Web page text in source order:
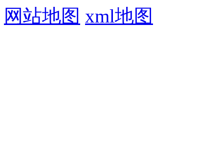
网站地图 xml地图